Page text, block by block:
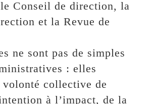
Conseil de direction, la
et la Revue de
ne sont pas de simples
: elles
collective de
à l’impact, de la